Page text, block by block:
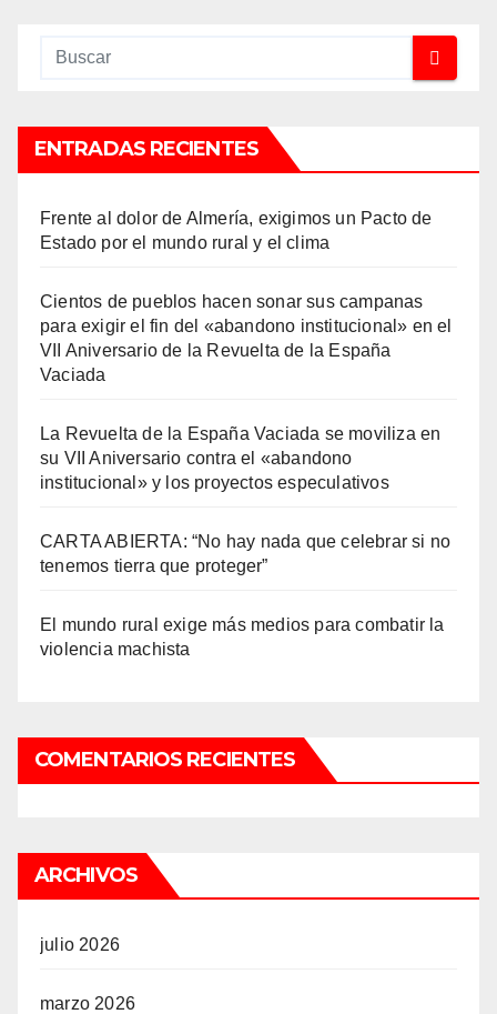
ENTRADAS RECIENTES
Frente al dolor de Almería, exigimos un Pacto de
Estado por el mundo rural y el clima
Cientos de pueblos hacen sonar sus campanas
para exigir el fin del «abandono institucional» en el
VII Aniversario de la Revuelta de la España
Vaciada
La Revuelta de la España Vaciada se moviliza en
su VII Aniversario contra el «abandono
institucional» y los proyectos especulativos
CARTA ABIERTA: “No hay nada que celebrar si no
tenemos tierra que proteger”
El mundo rural exige más medios para combatir la
violencia machista
COMENTARIOS RECIENTES
ARCHIVOS
julio 2026
marzo 2026